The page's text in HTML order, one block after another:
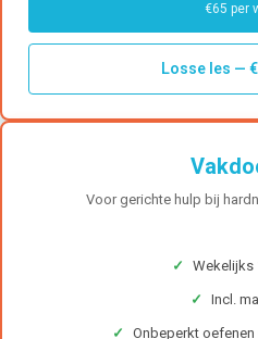
€65 per
Losse les —
Voor gerichte hulp bij
✓ Wekelijks
✓ Incl.
✓ Onbeperkt